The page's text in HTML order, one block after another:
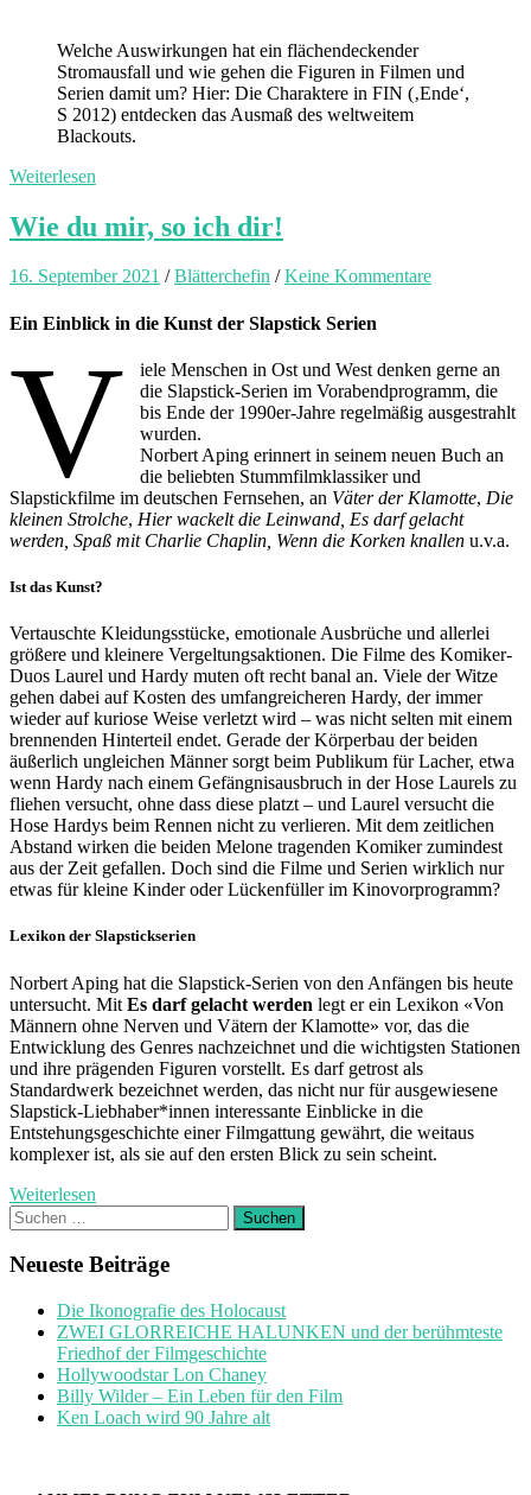
Welche Auswirkungen hat ein flächendeckender
Stromausfall und wie gehen die Figuren in Filmen und
Serien damit um? Hier: Die Charaktere in FIN (‚Ende‘,
S 2012) entdecken das Ausmaß des weltweitem
Blackouts.
Weiterlesen
Wie du mir, so ich dir!
16. September 2021 /Blätterchefin /Keine Kommentare
Ein Einblick in die Kunst der Slapstick Serien
V
iele Menschen in Ost und West denken gerne an
die Slapstick-Serien im Vorabendprogramm, die
bis Ende der 1990er-Jahre regelmäßig ausgestrahlt
wurden.
Norbert Aping erinnert in seinem neuen Buch an
die beliebten Stummfilmklassiker und
Slapstickfilme im deutschen Fernsehen, an Väter der Klamotte, Die
kleinen Strolche, Hier wackelt die Leinwand, Es darf gelacht
werden, Spaß mit Charlie Chaplin, Wenn die Korken knallen u.v.a.
Ist das Kunst?
Vertauschte Kleidungsstücke, emotionale Ausbrüche und allerlei
größere und kleinere Vergeltungsaktionen. Die Filme des Komiker-
Duos Laurel und Hardy muten oft recht banal an. Viele der Witze
gehen dabei auf Kosten des umfangreicheren Hardy, der immer
wieder auf kuriose Weise verletzt wird – was nicht selten mit einem
brennenden Hinterteil endet. Gerade der Körperbau der beiden
äußerlich ungleichen Männer sorgt beim Publikum für Lacher, etwa
wenn Hardy nach einem Gefängnisausbruch in der Hose Laurels zu
fliehen versucht, ohne dass diese platzt – und Laurel versucht die
Hose Hardys beim Rennen nicht zu verlieren. Mit dem zeitlichen
Abstand wirken die beiden Melone tragenden Komiker zumindest
aus der Zeit gefallen. Doch sind die Filme und Serien wirklich nur
etwas für kleine Kinder oder Lückenfüller im Kinovorprogramm?
Lexikon der Slapstickserien
Norbert Aping hat die Slapstick-Serien von den Anfängen bis heute
untersucht. Mit Es darf gelacht werden legt er ein Lexikon «Von
Männern ohne Nerven und Vätern der Klamotte» vor, das die
Entwicklung des Genres nachzeichnet und die wichtigsten Stationen
und ihre prägenden Figuren vor­stellt. Es darf getrost als
Standardwerk bezeichnet werden, das nicht nur für ausgewiesene
Slapstick-­Liebhaber*innen in­te­ressante Einblicke in die
Entstehungsgeschichte einer Filmgattung gewährt, die weitaus
komplexer ist, als sie auf den ersten Blick zu sein scheint.
Weiterlesen
Suchen
nach:
Neueste Beiträge
Die Ikonografie des Holocaust
ZWEI GLORREICHE HALUNKEN und der berühmteste
Friedhof der Filmgeschichte
Hollywoodstar Lon Chaney
Billy Wilder – Ein Leben für den Film
Ken Loach wird 90 Jahre alt